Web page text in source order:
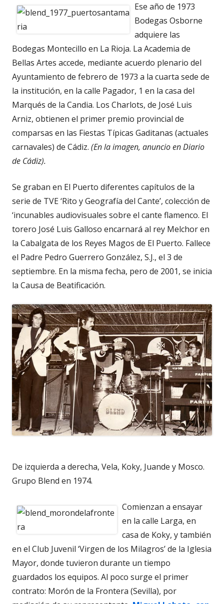
Ese año de 1973
Bodegas Osborne
adquiere las
Bodegas Montecillo en La Rioja. La Academia de
Bellas Artes accede, mediante acuerdo plenario del
Ayuntamiento de febrero de 1973 a la cuarta sede de
la institución, en la calle Pagador, 1 en la casa del
Marqués de la Candia. Los Charlots, de José Luis
Arniz, obtienen el primer premio provincial de
comparsas en las Fiestas Típicas Gaditanas (actuales
carnavales) de Cádiz. (En la imagen, anuncio en Diario
de Cádiz).
Se graban en El Puerto diferentes capítulos de la
serie de TVE ‘Rito y Geografía del Cante’, colección de
‘incunables audiovisuales sobre el cante flamenco. El
torero José Luis Galloso encarnará al rey Melchor en
la Cabalgata de los Reyes Magos de El Puerto. Fallece
el Padre Pedro Guerrero González, S.J., el 3 de
septiembre. En la misma fecha, pero de 2001, se inicia
la Causa de Beatificación.
De izquierda a derecha, Vela, Koky, Juande y Mosco.
Grupo Blend en 1974.
Comienzan a ensayar
en la calle Larga, en
casa de Koky, y también
en el Club Juvenil ‘Virgen de los Milagros’ de la Iglesia
Mayor, donde tuvieron durante un tiempo
guardados los equipos. Al poco surge el primer
contrato: Morón de la Frontera (Sevilla), por